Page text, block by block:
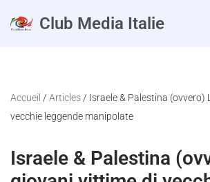
Club Media Italie
Accueil / Articles / Israele & Palestina (ovvero)
vecchie leggende manipolate
Israele & Palestina